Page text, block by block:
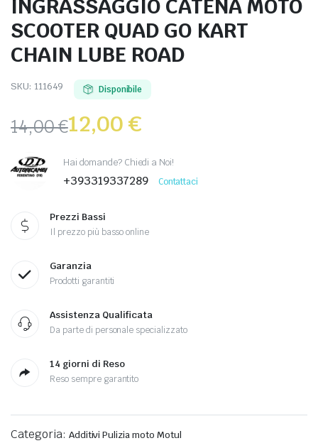
INGRASSAGGIO CATENA MOTO
SCOOTER QUAD GO KART
CHAIN LUBE ROAD
SKU: 111649 Disponibile
14,00€12,00€
Hai domande? Chiedi a Noi!
+393319337289 Contattaci
Prezzi Bassi
Il prezzo più basso online
Garanzia
Prodotti garantiti
Assistenza Qualificata
Da parte di personale specializzato
14 giorni di Reso
Reso sempre garantito
Categoria: Additivi Pulizia moto Motul